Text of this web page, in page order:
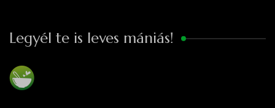
Legyél te is leves mániás!